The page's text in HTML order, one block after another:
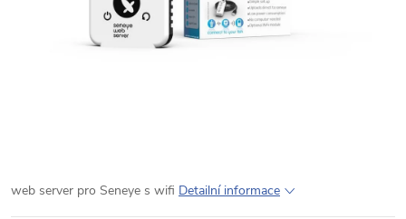
web server pro Seneye s wifi Detailní informace